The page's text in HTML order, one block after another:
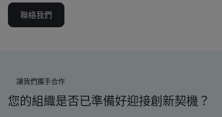
聯絡我們
讓我們攜手合作
您的組織是否已準備好迎接創新契機？